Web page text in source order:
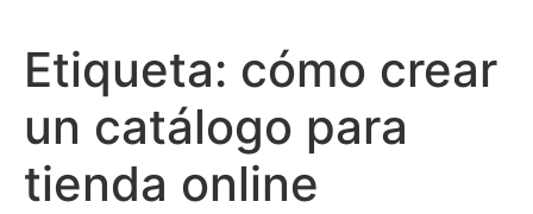
Etiqueta: cómo crear
un catálogo para
tienda online